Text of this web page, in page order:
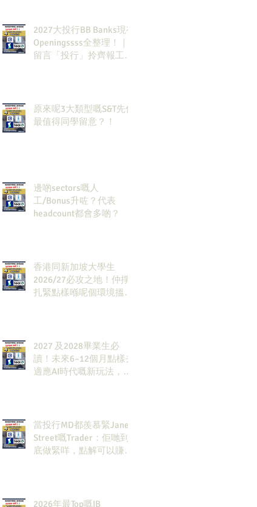
2027大投行BB Banks現有
Openingssss全整理！｜
留言「投行」拎齊報工
原來呢3大類型嘅S&T先係
最值得同學留意？！
邊啲sectors嘅人
工/Bonus升咗？代表
headcount都會多啲？
香港同新加坡大學生
2026/27必攻之地！仲掙
扎緊點樣喺呢個環境搵到
2027 及2028畢業生必
讀！未來6–12個月點樣去
適應AI時代嘅新玩法，將
當投行MD都羨慕緊Jane
Street嘅Trader：佢哋到
底做緊咩，點解可以賺咁
2026年最Top嘅IB